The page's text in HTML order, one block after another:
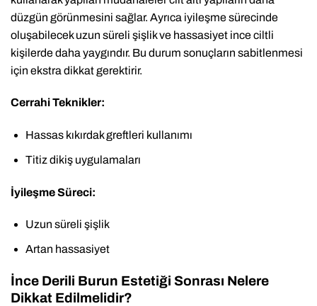
düzgün görünmesini sağlar. Ayrıca iyileşme sürecinde
oluşabilecek uzun süreli şişlik ve hassasiyet ince ciltli
kişilerde daha yaygındır. Bu durum sonuçların sabitlenmesi
için ekstra dikkat gerektirir.
Cerrahi Teknikler:
Hassas kıkırdak greftleri kullanımı
Titiz dikiş uygulamaları
İyileşme Süreci:
Uzun süreli şişlik
Artan hassasiyet
İnce Derili Burun Estetiği Sonrası Nelere
Dikkat Edilmelidir?